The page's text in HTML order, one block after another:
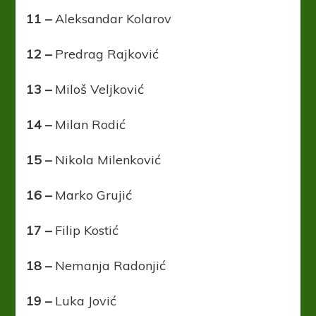
11 –Aleksandar Kolarov
12 –Predrag Rajković
13 –Miloš Veljković
14 –Milan Rodić
15 –Nikola Milenković
16 –Marko Grujić
17 –Filip Kostić
18 –Nemanja Radonjić
19 –Luka Jović